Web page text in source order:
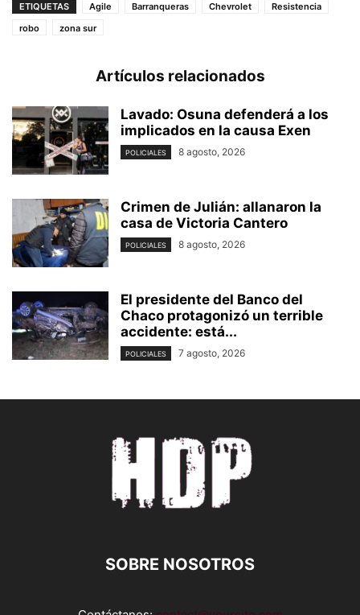
ETIQUETAS Agile Barranqueras Chevrolet
Resistencia
robo
zona sur
Artículos relacionados
Lavado: Osuna defenderá a los
implicados en la causa Exen
POLICIALES 8 agosto, 2026
Crimen de Julián: allanaron la
casa de Victoria Cantero
POLICIALES 8 agosto, 2026
El presidente del Banco del
Chaco protagonizó un terrible
accidente: está...
POLICIALES 7 agosto, 2026
SOBRE NOSOTROS